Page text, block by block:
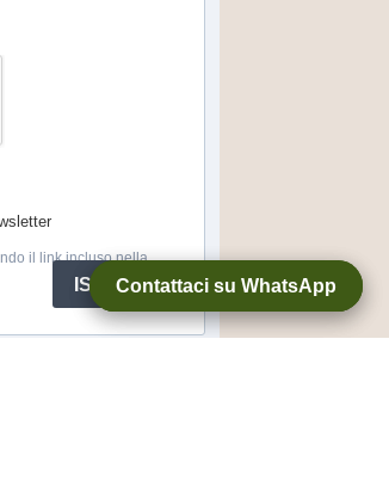
il link incluso nella
ISCRIVITI
Contattaci su WhatsApp
Contattaci su WhatsApp